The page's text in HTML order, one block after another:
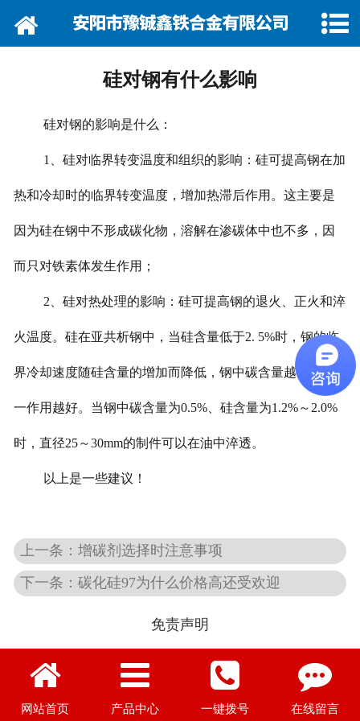
网站首页
产品行情
在线留言
硅对钢有什么影响
硅对钢的影响是什么：
1、硅对临界转变温度和组织的影响：硅可提高钢在加
热和冷却时的临界转变温度，增加热滞后作用。这主要是
因为硅在钢中不形成碳化物，溶解在渗碳体中也不多，因
而只对铁素体发生作用；
2、硅对热处理的影响：硅可提高钢的退火、正火和淬
火温度。硅在亚共析钢中，当硅含量低于2. 5%时，钢的临
界冷却速度随硅含量的增加而降低，钢中碳含量越低，这
一作用越好。当钢中碳含量为0.5%、硅含量为1.2%～2.0%
时，直径25～30mm的制件可以在油中淬透。
以上是一些建议！
上一条：增碳剂选择时注意事项
下一条：碳化硅97为什么价格高还受欢迎
免责声明
图文部分摘自网络，如有侵权请联系删除
网站首页 产品中心 一键拨号 在线留言